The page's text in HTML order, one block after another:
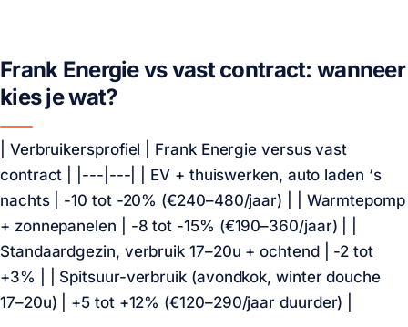
Frank Energie vs vast contract: wanneer
kies je wat?
| Verbruikersprofiel | Frank Energie versus vast
contract | |---|---| | EV + thuiswerken, auto laden ‘s
nachts | -10 tot -20% (€240–480/jaar) | | Warmtepomp
+ zonnepanelen | -8 tot -15% (€190–360/jaar) | |
Standaardgezin, verbruik 17–20u + ochtend | -2 tot
+3% | | Spitsuur-verbruik (avondkok, winter douche
17–20u) | +5 tot +12% (€120–290/jaar duurder) |